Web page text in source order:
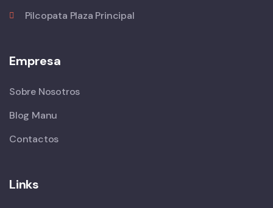
Pilcopata Plaza Principal
Empresa
Sobre Nosotros
Blog Manu
Contactos
Links